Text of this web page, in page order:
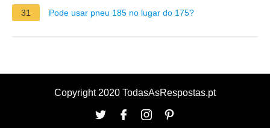
31 Pode usar pneu 185 no lugar do 175?
Copyright 2020 TodasAsRespostas.pt